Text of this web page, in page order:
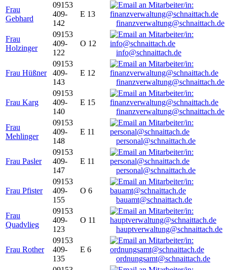
Frau
Gebhard
09153
409-
142
E 13
finanzverwaltung@schnaittach.de
Frau
Holzinger
09153
409-
122
O 12
info@schnaittach.de
Frau Hüßner
09153
409-
143
E 12
finanzverwaltung@schnaittach.de
Frau Karg
09153
409-
140
E 15
finanzverwaltung@schnaittach.de
Frau
Mehlinger
09153
409-
148
E 11
personal@schnaittach.de
Frau Pasler
09153
409-
147
E 11
personal@schnaittach.de
Frau Pfister
09153
409-
155
O 6
bauamt@schnaittach.de
Frau
Quadvlieg
09153
409-
123
O 11
hauptverwaltung@schnaittach.de
Frau Rother
09153
409-
135
E 6
ordnungsamt@schnaittach.de